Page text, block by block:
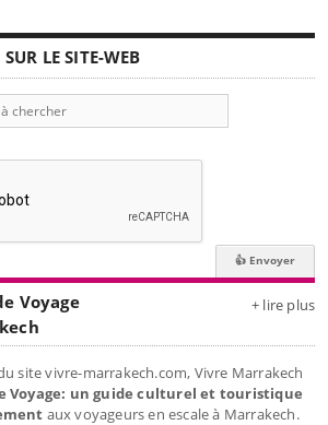
SUR LE SITE-WEB
Voyage
+ lire plus
site vivre-marrakech.com, Vivre Marrakech
Voyage: un guide culturel et touristique
aux voyageurs en escale à Marrakech.